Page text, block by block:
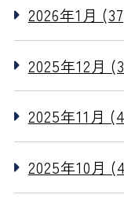
2026年1月
2025年12月
2025年11月
2025年10月